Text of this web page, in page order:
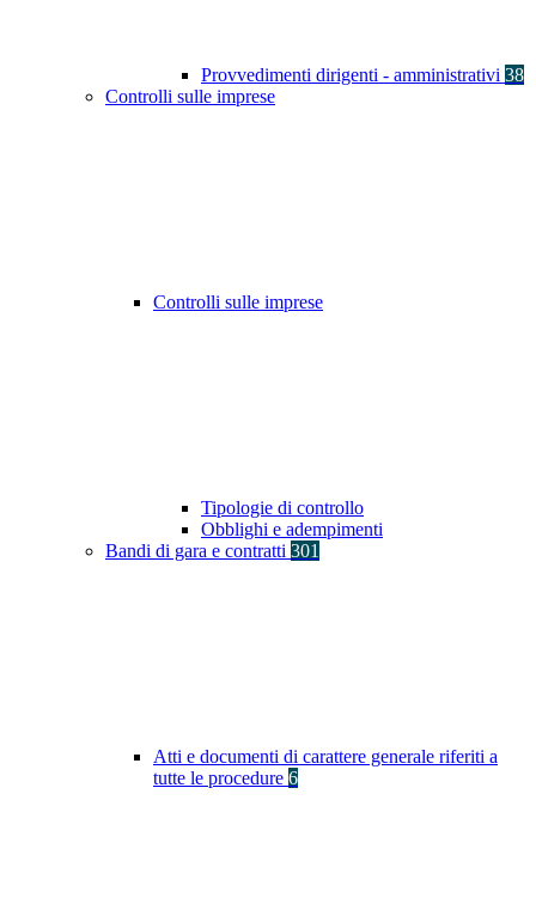
Provvedimenti dirigenti - amministrativi 38
Controlli sulle imprese
Controlli sulle imprese
Tipologie di controllo
Obblighi e adempimenti
Bandi di gara e contratti 301
Atti e documenti di carattere generale riferiti a
tutte le procedure 6